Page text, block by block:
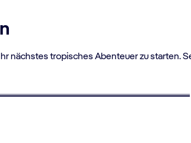
nächstes tropisches Abenteuer zu starten.